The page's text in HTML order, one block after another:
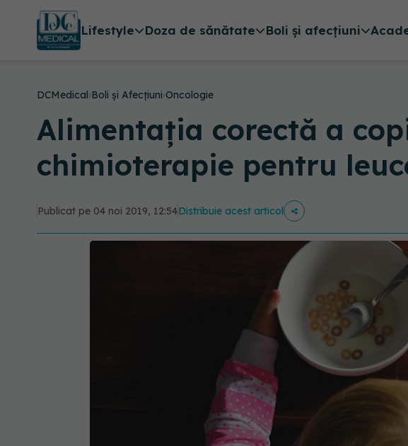
Lifestyle Doza de sănătate Boli și afecțiuni
DCMedical›Boli și Afecțiuni›Oncologie
Alimentația corectă a
chimioterapie pentru
Publicat pe 04 noi 2019, 12:54Distribuie acest articol